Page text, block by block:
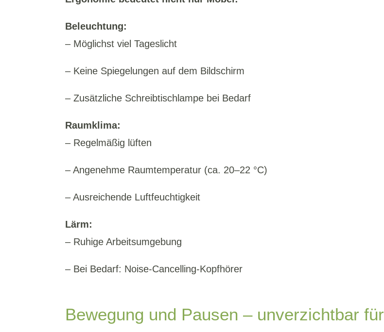
Beleuchtung:
– Möglichst viel Tageslicht
– Keine Spiegelungen auf dem Bildschirm
– Zusätzliche Schreibtischlampe bei Bedarf
Raumklima:
– Regelmäßig lüften
– Angenehme Raumtemperatur (ca. 20–22 °C)
– Ausreichende Luftfeuchtigkeit
Lärm:
– Ruhige Arbeitsumgebung
– Bei Bedarf: Noise-Cancelling-Kopfhörer
Bewegung und Pausen – unverzichtbar für